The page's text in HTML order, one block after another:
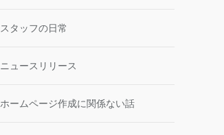
スタッフの日常
ニュースリリース
ホームページ作成に関係ない話